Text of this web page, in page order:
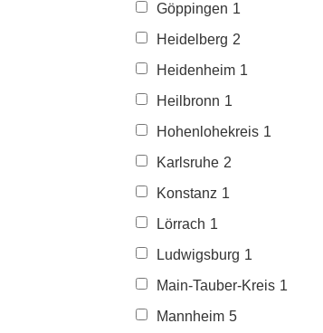
Göppingen 1
Heidelberg 2
Heidenheim 1
Heilbronn 1
Hohenlohekreis 1
Karlsruhe 2
Konstanz 1
Lörrach 1
Ludwigsburg 1
Main-Tauber-Kreis 1
Mannheim 5